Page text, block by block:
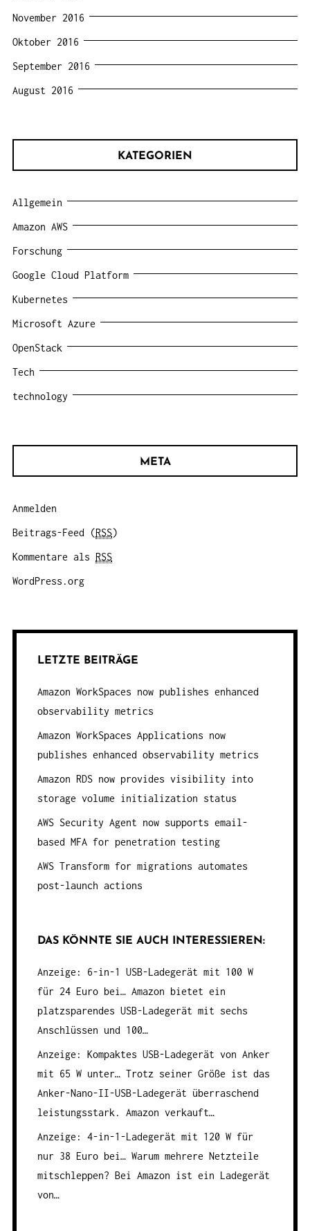
November 2016
Oktober 2016
September 2016
August 2016
KATEGORIEN
Allgemein
Amazon AWS
Forschung
Google Cloud Platform
Kubernetes
Microsoft Azure
OpenStack
Tech
technology
META
Anmelden
Beitrags-Feed (RSS)
Kommentare als RSS
WordPress.org
LETZTE BEITRÄGE
Amazon WorkSpaces now publishes enhanced
observability metrics
Amazon WorkSpaces Applications now
publishes enhanced observability metrics
Amazon RDS now provides visibility into
storage volume initialization status
AWS Security Agent now supports email-
based MFA for penetration testing
AWS Transform for migrations automates
post-launch actions
DAS KÖNNTE SIE AUCH INTERESSIEREN:
Anzeige: 6-in-1 USB-Ladegerät mit 100 W
für 24 Euro bei…Amazon bietet ein
platzsparendes USB-Ladegerät mit sechs
Anschlüssen und 100…
Anzeige: Kompaktes USB-Ladegerät von Anker
mit 65 W unter…Trotz seiner Größe ist das
Anker-Nano-II-USB-Ladegerät überraschend
leistungsstark. Amazon verkauft…
Anzeige: 4-in-1-Ladegerät mit 120 W für
nur 38 Euro bei…Warum mehrere Netzteile
mitschleppen? Bei Amazon ist ein Ladegerät
von…